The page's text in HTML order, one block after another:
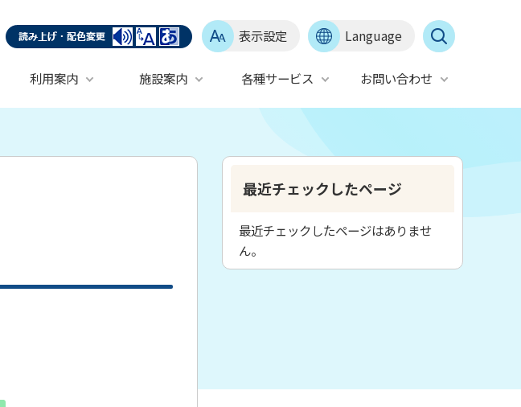
表示設定 Language
利用案内 施設案内 各種サービス お問い合わせ
最近チェックしたページ
最近チェックしたページはありませ
ん。